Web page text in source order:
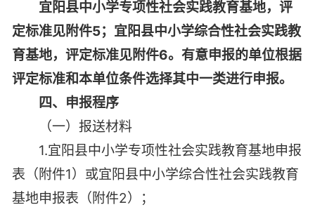
宜阳县中小学专项性社会实践教育基地，评
定标准见附件5；宜阳县中小学综合性社会实践教
育基地，评定标准见附件6。有意申报的单位根据
评定标准和本单位条件选择其中一类进行申报。
四、申报程序
（一）报送材料
1.宜阳县中小学专项性社会实践教育基地申报
表（附件1）或宜阳县中小学综合性社会实践教育
基地申报表（附件2）；